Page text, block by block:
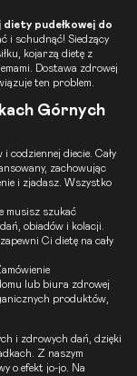
pudełkowej do
i schudnąć! Siedzący
kojarzą dietę z
Dostawa zdrowej
ten problem.
Górnych
codziennej diecie. Cały
zachowując
i zjadasz. Wszystko
musisz szukać
obiadów i kolacji.
Ci dietę na cały
lub biura zdrowej
produktów,
i zdrowych dań, dzięki
Z naszym
o efekt jo-jo. Na